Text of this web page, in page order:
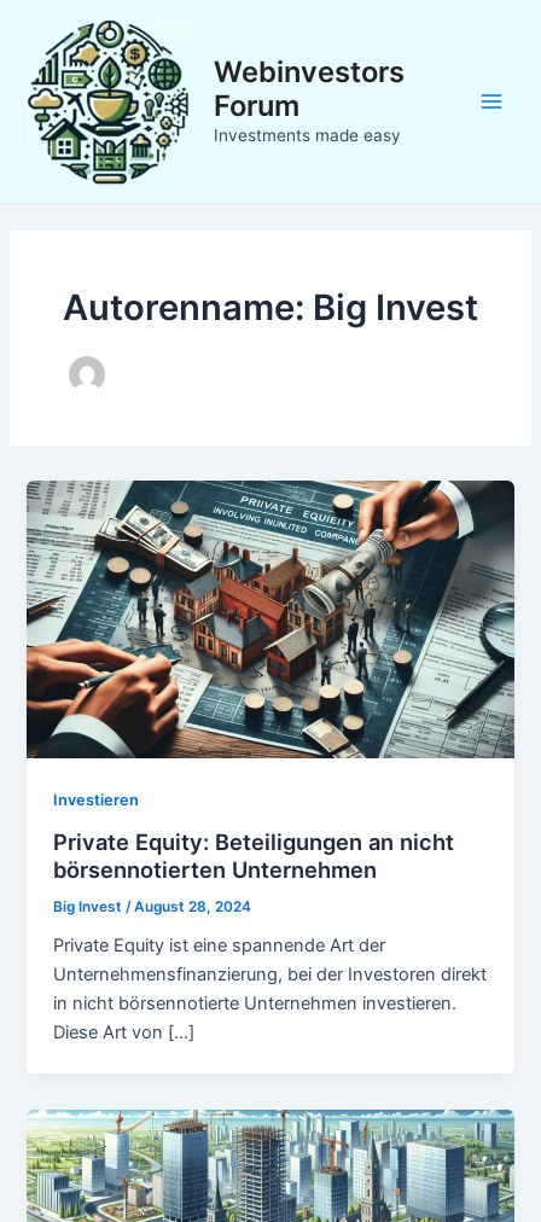
springen
Webinvestors
Forum
Investments made easy
Autorenname: Big Invest
Investieren
Private Equity: Beteiligungen an nicht
börsennotierten Unternehmen
Big Invest /August 28, 2024
Private Equity ist eine spannende Art der
Unternehmensfinanzierung, bei der Investoren direkt
in nicht börsennotierte Unternehmen investieren.
Diese Art von […]